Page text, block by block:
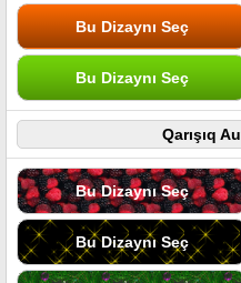
Bu Dizaynı Seç
Bu Dizaynı Seç
Qarışıq
Bu Dizaynı Seç
Bu Dizaynı Seç